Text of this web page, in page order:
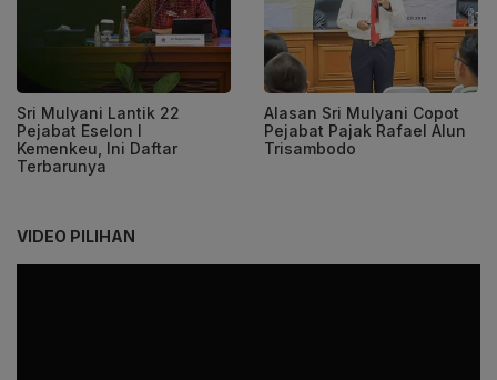
Sri Mulyani Lantik 22
Pejabat Eselon I
Kemenkeu, Ini Daftar
Terbarunya
Alasan Sri Mulyani Copot
Pejabat Pajak Rafael Alun
Trisambodo
VIDEO PILIHAN